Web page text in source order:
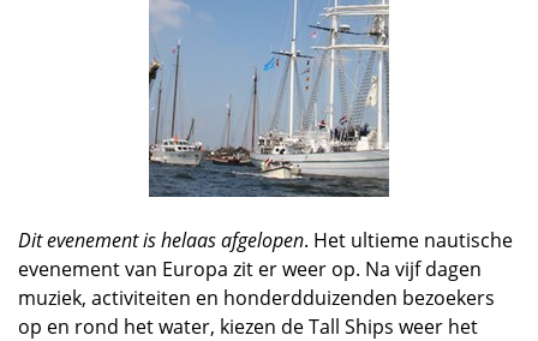
Dit evenement is helaas afgelopen. Het ultieme nautische
evenement van Europa zit er weer op. Na vijf dagen
muziek, activiteiten en honderdduizenden bezoekers
op en rond het water, kiezen de Tall Ships weer het